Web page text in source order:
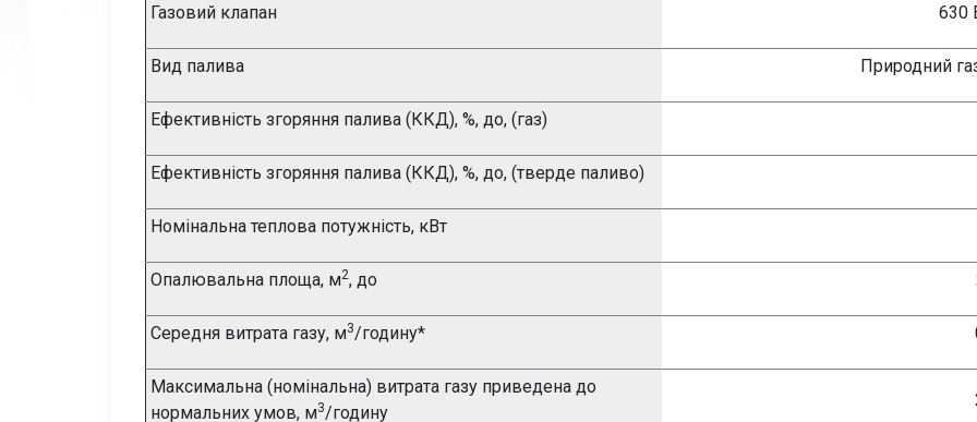
Газовий клапан 630
Вид палива Природний
Ефективність згоряння палива (ККД), %, до, (газ)
Ефективність згоряння палива (ККД), %, до, (тверде паливо)
Номінальна теплова потужність, кВт
Опалювальна площа, м2, до
Середня витрата газу, м3/годину*
Максимальна (номінальна) витрата газу приведена до
нормальних умов, м3/годину